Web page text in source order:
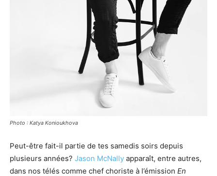
Photo : Katya Konioukhova
Peut-être fait-il partie de tes samedis soirs depuis
plusieurs années? Jason McNally apparaît, entre autres,
dans nos télés comme chef choriste à l’émission En